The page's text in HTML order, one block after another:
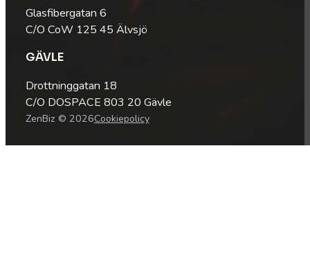
Glasfibergatan 6
C/O CoW 125 45 Älvsjö
GÄVLE
Drottninggatan 18
C/O DOSPACE 803 20 Gävle
ZenBiz © 2026Cookiepolicy